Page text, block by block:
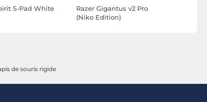
S-Pad White
Razer Gigantus v2 Pro
(Niko Edition)
de souris rigide